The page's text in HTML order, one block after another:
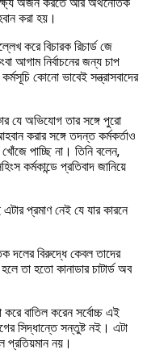
করা হয়।
করে বিচারক রিচার্ড জে
আগাম নির্বাচনের জন্য চাপ
কোনো ভাবেই সন্ত্রাসবাদের
যে অভিযোগ তার সঙ্গে পুরো
করার সঙ্গে তদন্ত কর্মকর্তাও
পাচ্ছি না। তিনি বলেন,
কর্মকান্ডে প্রতিবাদ জানিয়ে
প্রমাণ নেই যে যার কারনে
দলের বিরুদ্ধে কেবল তাদের
তা হতো কানাডার চাটার্ড অব
বাতিল করেন সর্বোচ্চ এই
সিদ্ধান্তে সন্তুষ্ট নই। এটা
প্রতিয়মান নয়।